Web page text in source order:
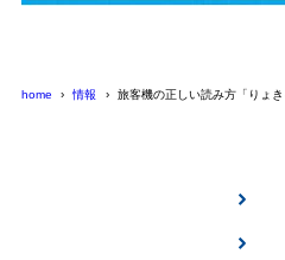
home 情報 旅客機の正しい読み方「りょ